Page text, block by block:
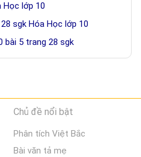
Học lớp 10
sgk Hóa Học lớp 10
bài 5 trang 28 sgk
Chủ đề nổi bật
Phân tích Việt Bắc
Bài văn tả mẹ